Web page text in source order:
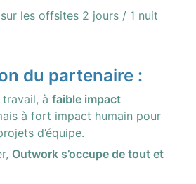
sur les offsites 2 jours / 1 nuit
du partenaire :
à faible impact
à fort impact humain pour
d’équipe.
Outwork s’occupe de tout et